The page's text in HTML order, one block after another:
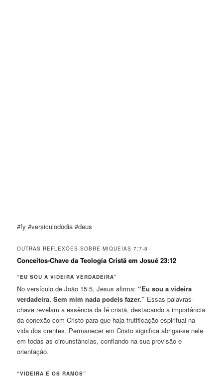
#fy #versiculododia #deus
OUTRAS REFLEXÕES SOBRE MIQUEIAS 7:7-8
Conceitos-Chave da Teologia Cristã em Josué 23:12
“EU SOU A VIDEIRA VERDADEIRA”
No versículo de João 15:5, Jesus afirma: “Eu sou a videira
verdadeira. Sem mim nada podeis fazer.” Essas palavras-
chave revelam a essência da fé cristã, destacando a importância
da conexão com Cristo para que haja frutificação espiritual na
vida dos crentes. Permanecer em Cristo significa abrigar-se nele
em todas as circunstâncias, confiando na sua provisão e
orientação.
“VIDEIRA E OS RAMOS”